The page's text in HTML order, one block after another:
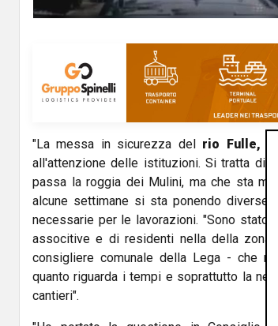
"La messa in sicurezza del rio Fulle, a
all'attenzione delle istituzioni. Si tratta di
passa la roggia dei Mulini, ma che sta
alcune settimane si sta ponendo
necessarie per le lavorazioni. "Sono stato
associtive e di residenti nella della
consigliere comunale della Lega - che
quanto riguarda i tempi e soprattutto la
cantieri".